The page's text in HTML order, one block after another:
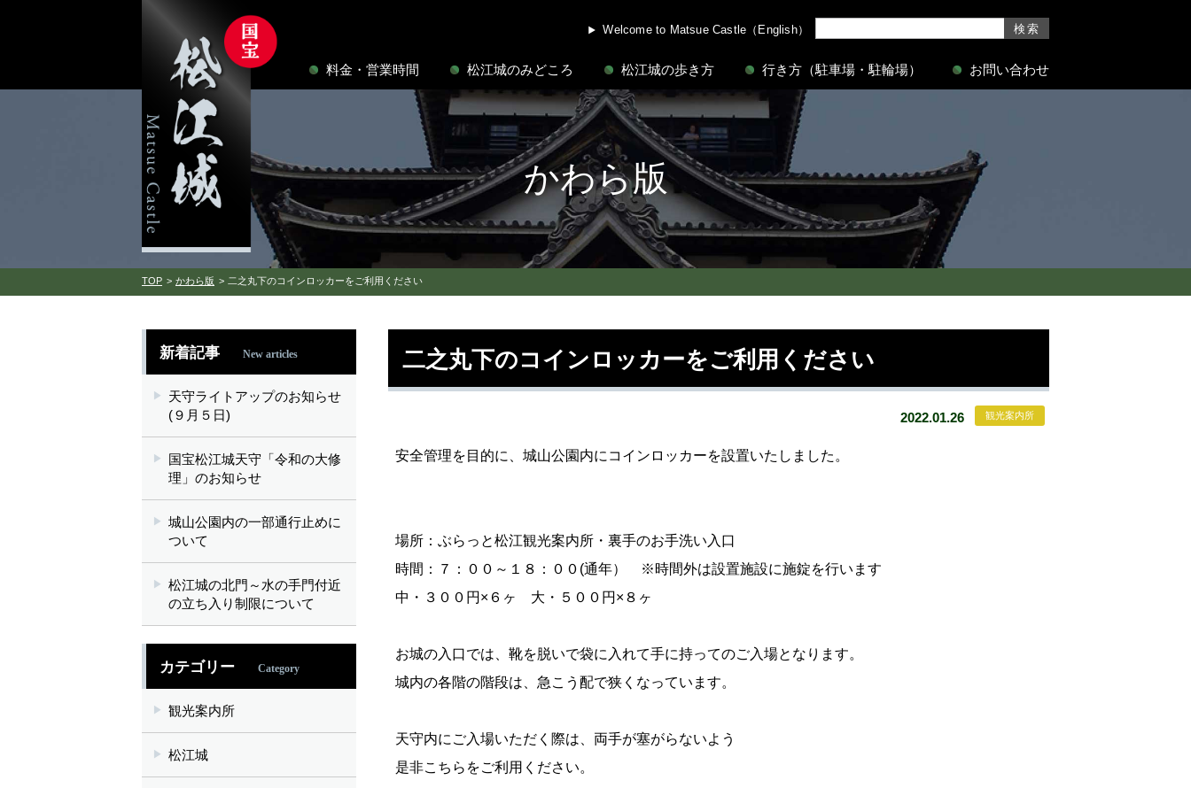
Welcome to Matsue Castle（English）
料金・営業時間 松江城のみどころ 松江城の歩き方 行き方（駐車場・駐輪場） お問い合わせ
かわら版
TOP かわら版 二之丸下のコインロッカーをご利用ください
二之丸下のコインロッカーをご利用ください
2022.01.26 観光案内所
安全管理を目的に、城山公園内にコインロッカーを設置いたしました。
場所：ぶらっと松江観光案内所・裏手のお手洗い入口
時間：７：００～１８：００(通年） ※時間外は設置施設に施錠を行います
中・３００円×６ヶ 大・５００円×８ヶ
お城の入口では、靴を脱いで袋に入れて手に持ってのご入場となります。
城内の各階の階段は、急こう配で狭くなっています。
天守内にご入場いただく際は、両手が塞がらないよう
是非こちらをご利用ください。
新着記事 New articles
天守ライトアップのお知らせ
(９月５日)
国宝松江城天守「令和の大修
理」のお知らせ
城山公園内の一部通行止めに
ついて
松江城の北門～水の手門付近
の立ち入り制限について
カテゴリー Category
観光案内所
松江城